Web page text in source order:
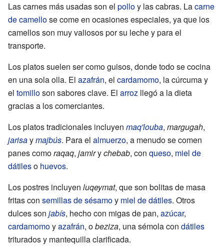
Las carnes más usadas son el polloy las cabras. Lacarne
de camellose come en ocasiones especiales, ya que los
camellos son muy valiosos por su leche y para el
transporte.
Los platos suelen ser como guisos, donde todo se cocina
en una sola olla. El azafrán, el cardamomo, la cúrcuma y
el tomilloson sabores clave. El arroz llegó a la dieta
gracias a los comerciantes.
Los platos tradicionales incluyen maq'louba, margugah,
jarisaymajbús. Para el almuerzo, a menudo se comen
panes comoraqaq, jamirychebab, con queso, miel de
dátileso huevos.
Los postres incluyen luqeymat, que son bolitas de masa
fritas con semillas de sésamoy miel de dátiles. Otros
dulces son jabís, hecho con migas de pan, azúcar,
cardamomoyazafrán, obeziza, una sémola con dátiles
triturados y mantequilla clarificada.